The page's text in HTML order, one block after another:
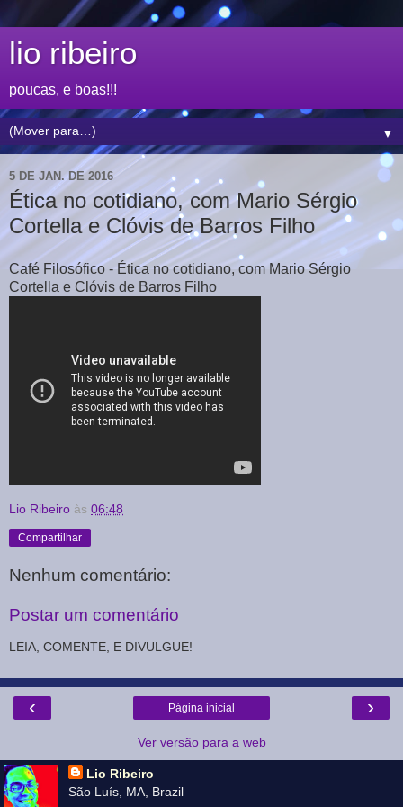
lio ribeiro
poucas, e boas!!!
▼
5 DE JAN. DE 2016
Ética no cotidiano, com Mario Sérgio
Cortella e Clóvis de Barros Filho
Café Filosófico - Ética no cotidiano, com Mario Sérgio
Cortella e Clóvis de Barros Filho
Lio Ribeiro às 06:48
Compartilhar
Nenhum comentário:
Postar um comentário
LEIA, COMENTE, E DIVULGUE!
‹ ›
Página inicial
Ver versão para a web
Lio Ribeiro
São Luís, MA, Brazil